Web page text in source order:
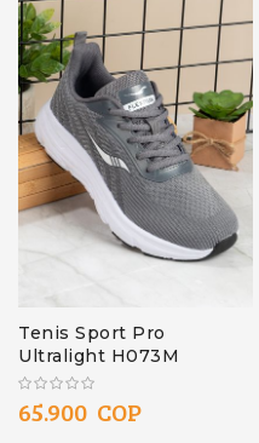
Tenis Sport Pro
Ultralight H073M
65.900 COP